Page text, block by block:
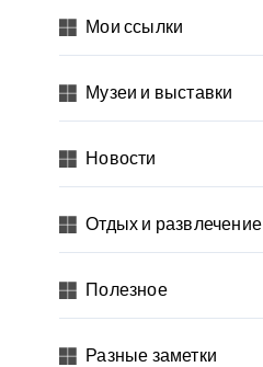
Мои ссылки
Музеи и выставки
Новости
Отдых и развлечение
Полезное
Разные заметки